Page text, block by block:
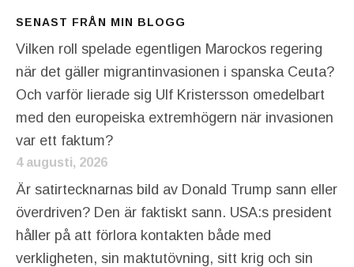
SENAST FRÅN MIN BLOGG
Vilken roll spelade egentligen Marockos regering
när det gäller migrantinvasionen i spanska Ceuta?
Och varför lierade sig Ulf Kristersson omedelbart
med den europeiska extremhögern när invasionen
var ett faktum?
4 augusti, 2026
Är satirtecknarnas bild av Donald Trump sann eller
överdriven? Den är faktiskt sann. USA:s president
håller på att förlora kontakten både med
verkligheten, sin maktutövning, sitt krig och sin